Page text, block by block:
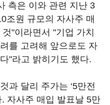
측은 이와 관련 지난 3
조원 규모의 자사주 매
"이라면서 "기업 가치
를 고려해 앞으로도 자
"라고 밝히기도 했다.
과 달리 주가는 ‘5만전
자사주 매입 발표날 5만